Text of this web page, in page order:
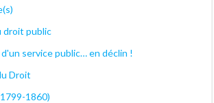
droit public
service public… en déclin !
Droit
1860)